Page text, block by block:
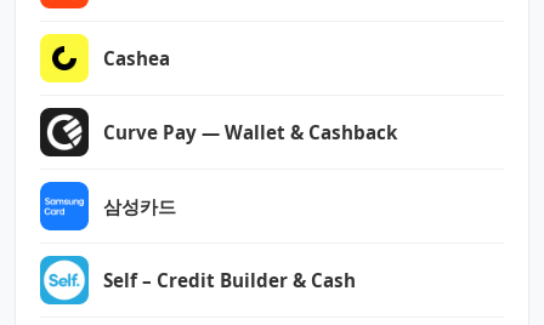
android.permission.WRITE_CONTACTS
android.permission.WRITE_EXTERNAL_STORAGE
com.android.vending.CHECK_LICENSE
com.google.android.c2dm.permission.RECEIVE
com.google.android.finsky.permission.BIND_GET
_INSTALL_REFERRER_SERVICE
com.google.android.gms.permission.AD_ID
com.huawei.appmarket.service.commondata.permi
Cashea
Curve Pay — Wallet & Cashback
삼성카드
Self – Credit Builder & Cash